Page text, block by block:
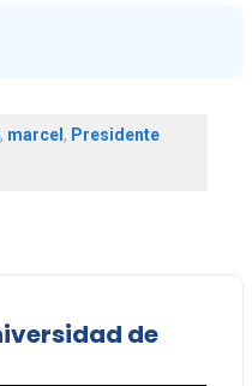
, marcel, Presidente
de